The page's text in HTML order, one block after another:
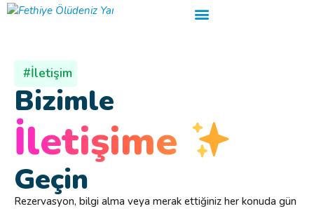
#İletişim
Bizimle
İletişime
Geçin
Rezervasyon, bilgi alma veya merak ettiğiniz her konuda gün